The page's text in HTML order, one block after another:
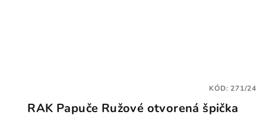
RAK Papuče Ružové otvorená špička
KÓD:271/24